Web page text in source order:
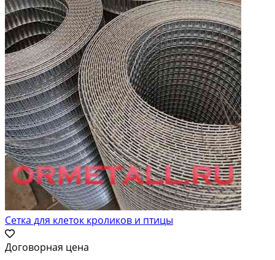
Сетка для клеток кроликов и птицы
Договорная цена